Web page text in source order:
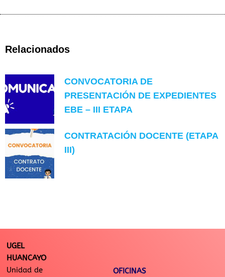
Relacionados
CONVOCATORIA DE
PRESENTACIÓN DE EXPEDIENTES
EBE – III ETAPA
CONTRATACIÓN DOCENTE (ETAPA
III)
UGEL
HUANCAYO
Unidad de
OFICINAS